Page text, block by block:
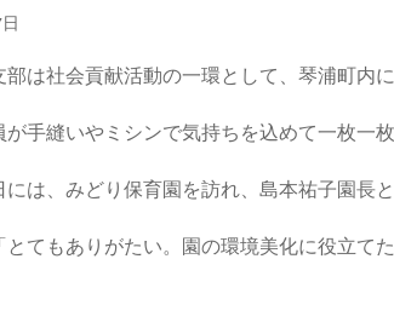
部は社会貢献活動の一環として、琴浦町内
手縫いやミシンで気持ちを込めて一枚一
には、みどり保育園を訪れ、島本祐子園長
てもありがたい。園の環境美化に役立て